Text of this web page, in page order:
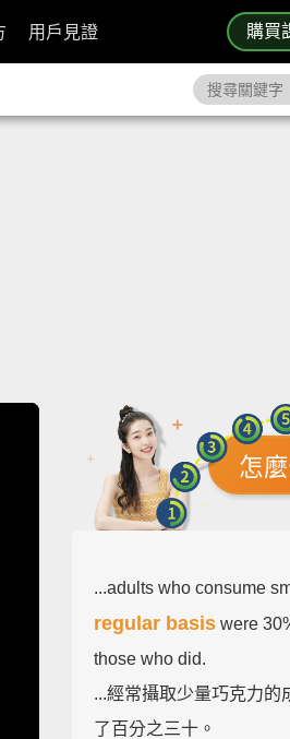
購買
用戶見證
怎
...adults who consume
regular basis were
those who did.
...經常攝取少量巧克力的
了百分之三十。